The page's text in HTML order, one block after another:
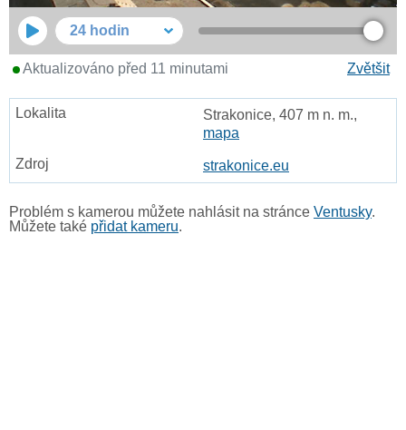
24 hodin
Zvětšit
Aktualizováno před 11 minutami
Strakonice, 407 m n. m.,
mapa
strakonice.eu
Problém s kamerou můžete nahlásit na stránce Ventusky.
Můžete také přidat kameru.